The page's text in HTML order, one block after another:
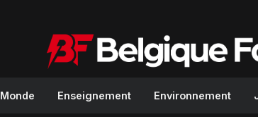
Monde Enseignement Environnement